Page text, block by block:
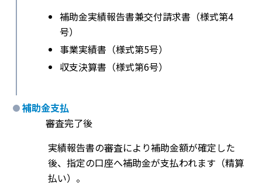
補助金実績報告書兼交付請求書（様式第4
号）
事業実績書（様式第5号）
収支決算書（様式第6号）
補助金支払
審査完了後
実績報告書の審査により補助金額が確定した
後、指定の口座へ補助金が支払われます（精算
払い）。